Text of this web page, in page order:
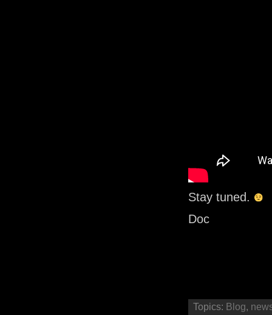
Stay tuned.
Doc
Topics: Blog,